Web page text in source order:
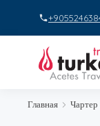
Главная Чартер